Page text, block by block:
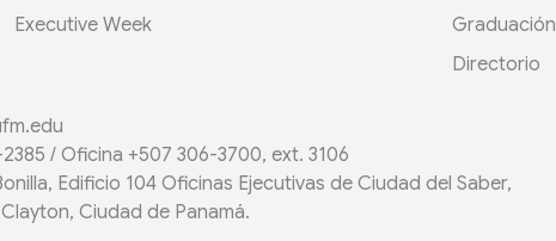
Executive Week
Graduación
Directorio
/ Oficina +507 306-3700, ext. 3106
Edificio 104 Oficinas Ejecutivas de Ciudad del Saber,
Ciudad de Panamá.